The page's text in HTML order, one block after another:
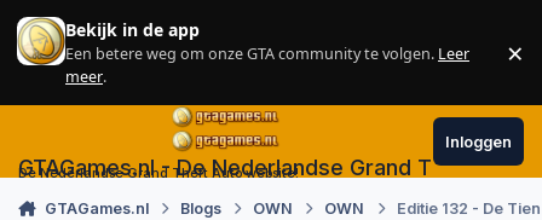
Skip to content
Bekijk in de app
Een betere weg om onze GTA community te volgen. Leer
meer.
×
GTAGames.nl - De Nederlandse Grand Theft Auto
De Nederlandse Grand Theft Auto website!
Inloggen
GTAGames.nl Blogs OWN OWN Editie 132 - De Tien